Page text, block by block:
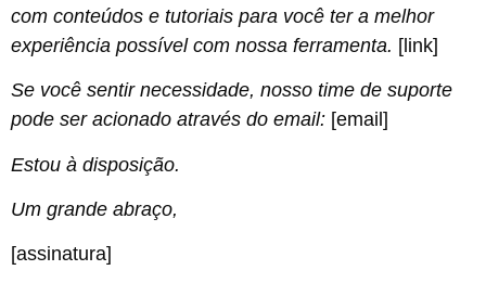
com conteúdos e tutoriais para você ter a melhor
experiência possível com nossa ferramenta. [link]
Se você sentir necessidade, nosso time de suporte
pode ser acionado através do email: [email]
Estou à disposição.
Um grande abraço,
[assinatura]